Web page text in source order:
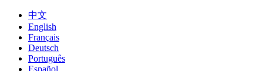
中文
English
Français
Deutsch
Português
Español